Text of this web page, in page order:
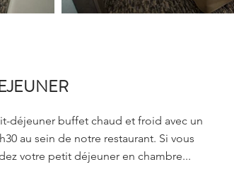
déjeuner buffet chaud et froid avec un
au sein de notre restaurant. Si vous
votre petit déjeuner en chambre...